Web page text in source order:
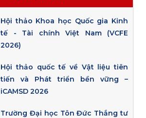
Hội thảo Khoa học Quốc gia Kinh
tế - Tài chính Việt Nam (VCFE
2026)
Hội thảo quốc tế về Vật liệu tiên
tiến và Phát triển bền vững –
iCAMSD 2026
Trường Đại học Tôn Đức Thắng tư